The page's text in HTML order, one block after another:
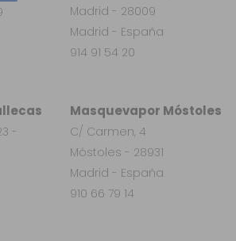
-
Masquevapor Móstoles
C/ Carmen, 4
Móstoles - 28931
Madrid - España
910 66 79 14
Madrid - 28009
Madrid - España
914 91 54 20